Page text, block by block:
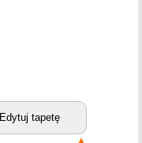
Edytuj tapetę